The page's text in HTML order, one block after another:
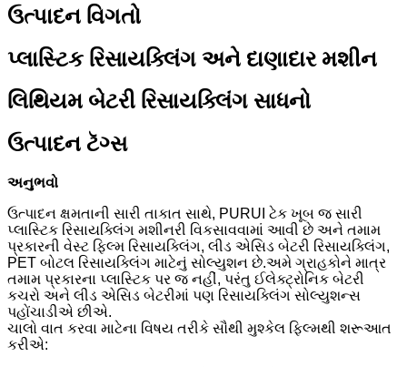
ઉત્પાદન વિગતો
પ્લાસ્ટિક રિસાયક્લિંગ અને દાણાદાર મશીન
લિથિયમ બેટરી રિસાયક્લિંગ સાધનો
ઉત્પાદન ટૅગ્સ
અનુભવો
ઉત્પાદન ક્ષમતાની સારી તાકાત સાથે, PURUI ટેક ખૂબ જ સારી
પ્લાસ્ટિક રિસાયક્લિંગ મશીનરી વિકસાવવામાં આવી છે અને તમામ
પ્રકારની વેસ્ટ ફિલ્મ રિસાયક્લિંગ, લીડ એસિડ બેટરી રિસાયક્લિંગ,
PET બોટલ રિસાયક્લિંગ માટેનું સોલ્યુશન છે.અમે ગ્રાહકોને માત્ર
તમામ પ્રકારના પ્લાસ્ટિક પર જ નહીં, પરંતુ ઈલેક્ટ્રોનિક બેટરી
કચરો અને લીડ એસિડ બેટરીમાં પણ રિસાયક્લિંગ સોલ્યુશન્સ
પહોંચાડીએ છીએ.
ચાલો વાત કરવા માટેના વિષય તરીકે સૌથી મુશ્કેલ ફિલ્મથી શરૂઆત
કરીએ: